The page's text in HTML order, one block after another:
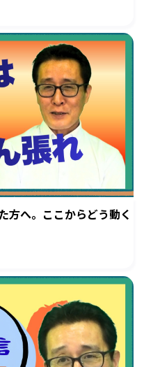
方へ。ここからどう動く